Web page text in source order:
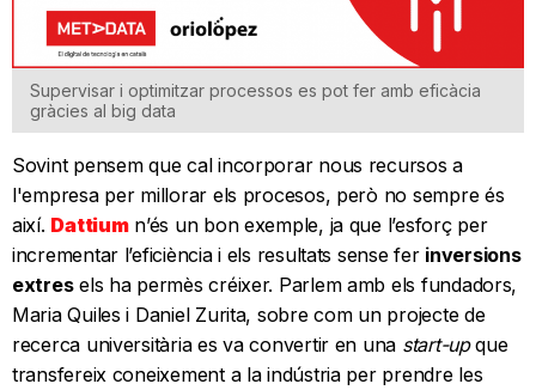
Supervisar i optimitzar processos es pot fer amb eficàcia
gràcies al big data
Sovint pensem que cal incorporar nous recursos a
l'empresa per millorar els procesos, però no sempre és
així. Dattiumn’és un bon exemple, ja que l’esforç per
incrementar l’eficiència i els resultats sense fer inversions
extresels ha permès créixer. Parlem amb els fundadors,
Maria Quiles i Daniel Zurita, sobre com un projecte de
recerca universitària es va convertir en una start-upque
transfereix coneixement a la indústria per prendre les